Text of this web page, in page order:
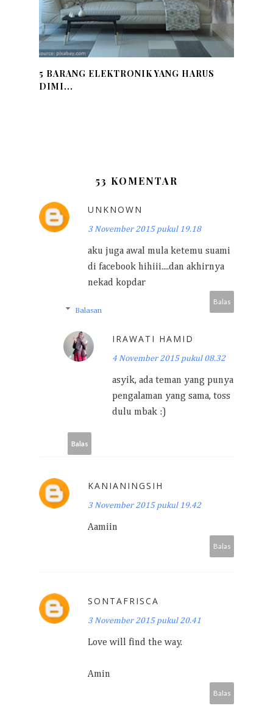
5 BARANG ELEKTRONIK YANG HARUS
DIMI...
53 KOMENTAR
UNKNOWN
3 November 2015 pukul 19.18
aku juga awal mula ketemu suami
di facebook hihiii....dan akhirnya
nekad kopdar
Balas
Balasan
IRAWATI HAMID
4 November 2015 pukul 08.32
asyik, ada teman yang punya
pengalaman yang sama, toss
dulu mbak :)
Balas
KANIANINGSIH
3 November 2015 pukul 19.42
Aamiin
Balas
SONTAFRISCA
3 November 2015 pukul 20.41
Love will find the way.
Amin
Balas